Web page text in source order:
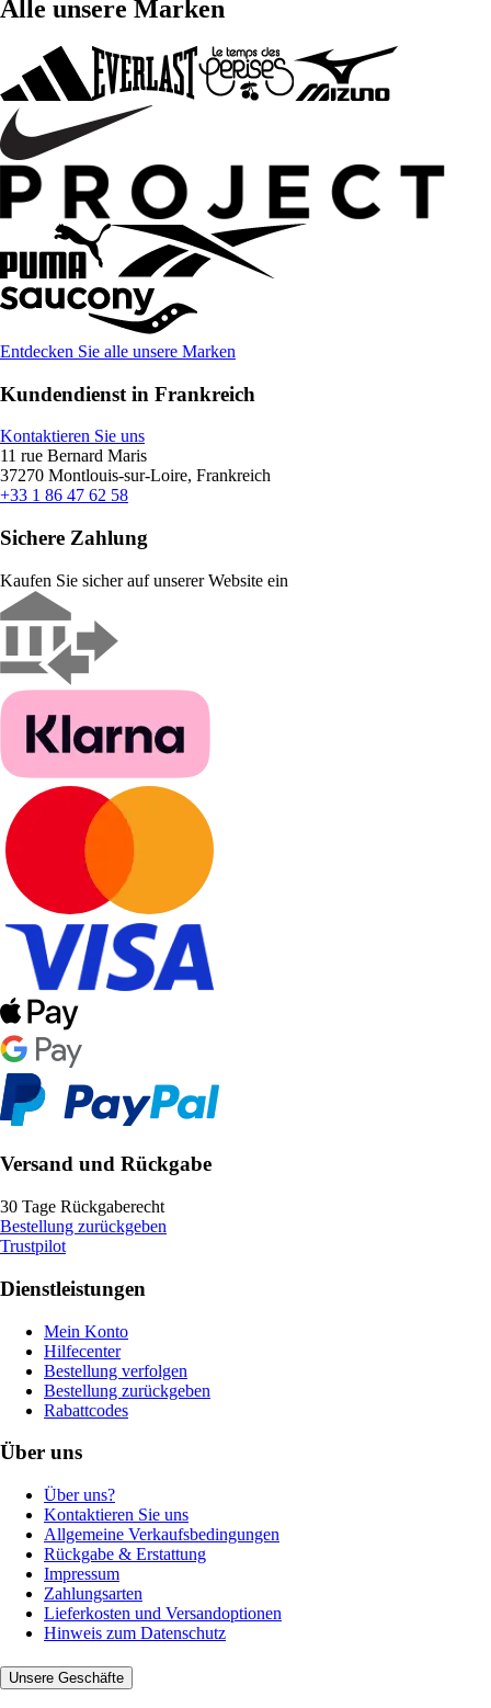
Alle unsere Marken
Entdecken Sie alle unsere Marken
Kundendienst in Frankreich
Kontaktieren Sie uns
11 rue Bernard Maris
37270 Montlouis-sur-Loire, Frankreich
+33 1 86 47 62 58
Sichere Zahlung
Kaufen Sie sicher auf unserer Website ein
Versand und Rückgabe
30 Tage Rückgaberecht
Bestellung zurückgeben
Trustpilot
Dienstleistungen
Mein Konto
Hilfecenter
Bestellung verfolgen
Bestellung zurückgeben
Rabattcodes
Über uns
Über uns?
Kontaktieren Sie uns
Allgemeine Verkaufsbedingungen
Rückgabe & Erstattung
Impressum
Zahlungsarten
Lieferkosten und Versandoptionen
Hinweis zum Datenschutz
Unsere Geschäfte